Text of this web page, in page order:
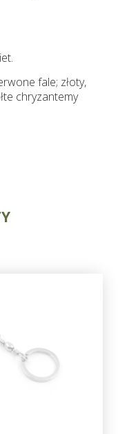
fale; złoty,
chryzantemy